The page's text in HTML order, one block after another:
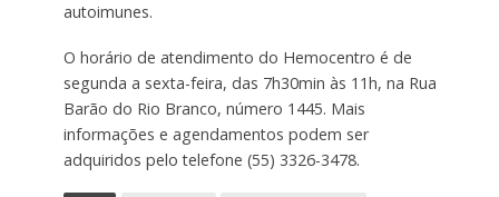
autoimunes.
O horário de atendimento do Hemocentro é de
segunda a sexta-feira, das 7h30min às 11h, na Rua
Barão do Rio Branco, número 1445. Mais
informações e agendamentos podem ser
adquiridos pelo telefone (55) 3326-3478.